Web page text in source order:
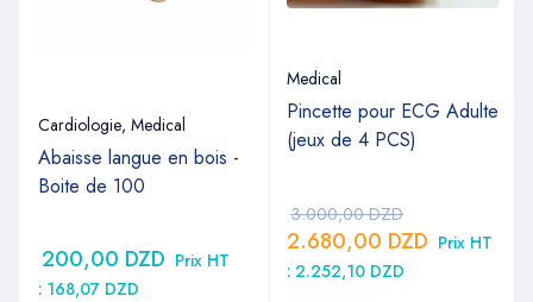
Cardiologie, Medical
Abaisse langue en bois -
Boite de 100
200,00 DZD Prix HT
: 168,07 DZD
Medical
Pincette pour ECG Adulte
(jeux de 4 PCS)
3.000,00DZD
2.680,00 DZD Prix HT
: 2.252,10 DZD